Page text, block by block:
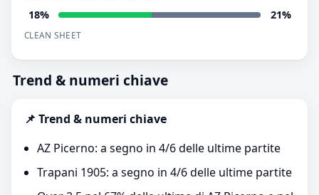
18% 21%
CLEAN SHEET
Trend & numeri chiave
📌 Trend & numeri chiave
AZ Picerno: a segno in 4/6 delle ultime partite
Trapani 1905: a segno in 4/6 delle ultime partite